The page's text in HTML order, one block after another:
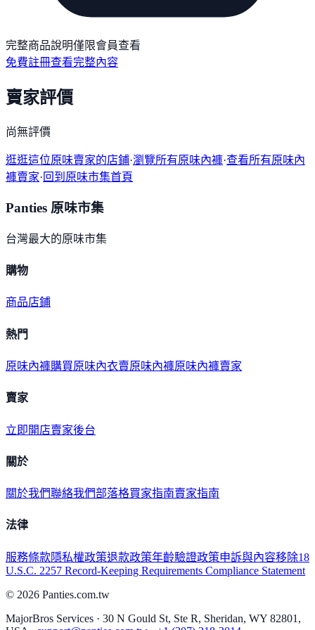
完整商品說明僅限會員查看
免費註冊查看完整內容
賣家評價
尚無評價
逛逛這位原味賣家的店鋪·瀏覽所有原味內褲·查看所有原味內
褲賣家·回到原味市集首頁
Panties 原味市集
台灣最大的原味市集
購物
商品店鋪
熱門
原味內褲購買原味內衣賣原味內褲原味內褲賣家
賣家
立即開店賣家後台
關於
關於我們聯絡我們部落格買家指南賣家指南
法律
服務條款隱私權政策退款政策年齡驗證政策申訴與內容移除18
U.S.C. 2257 Record-Keeping Requirements Compliance Statement
© 2026 Panties.com.tw
MajorBros Services · 30 N Gould St, Ste R, Sheridan, WY 82801,